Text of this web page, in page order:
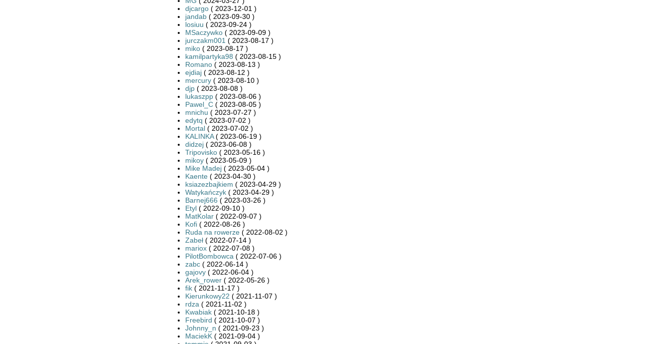
djcargo( 2023-12-01 )
jandab( 2023-09-30 )
losiuu ( 2023-09-24 )
MSaczywko( 2023-09-09 )
jurczakm001 ( 2023-08-17 )
miko( 2023-08-17 )
kamilpartyka98 ( 2023-08-15 )
Romano( 2023-08-13 )
ejdiaj( 2023-08-12 )
mercury( 2023-08-10 )
djp( 2023-08-08 )
lukaszpp( 2023-08-06 )
Pawel_C( 2023-08-05 )
mnichu ( 2023-07-27 )
edytq ( 2023-07-02 )
Mortal( 2023-07-02 )
KALINKA( 2023-06-19 )
didzej( 2023-06-08 )
Tripovisko( 2023-05-16 )
mikoy( 2023-05-09 )
Mike Madej( 2023-05-04 )
Kaente( 2023-04-30 )
ksiazezbajkiem ( 2023-04-29 )
Watykańczyk( 2023-04-29 )
Barnej666 ( 2023-03-26 )
Etyl( 2022-09-10 )
MatKolar( 2022-09-07 )
Kofi( 2022-08-26 )
Ruda na rowerze( 2022-08-02 )
Zabeł( 2022-07-14 )
mariox( 2022-07-08 )
PilotBombowca ( 2022-07-06 )
zabc( 2022-06-14 )
gajovy( 2022-06-04 )
Arek_rower( 2022-05-26 )
fik( 2021-11-17 )
Kierunkowy22 ( 2021-11-07 )
rdza ( 2021-11-02 )
Kwabiak( 2021-10-18 )
Freebird ( 2021-10-07 )
Johnny_n ( 2021-09-23 )
MaciekK( 2021-09-04 )